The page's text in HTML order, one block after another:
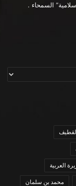
السمحاء .
العربية
محمد بن سلمان